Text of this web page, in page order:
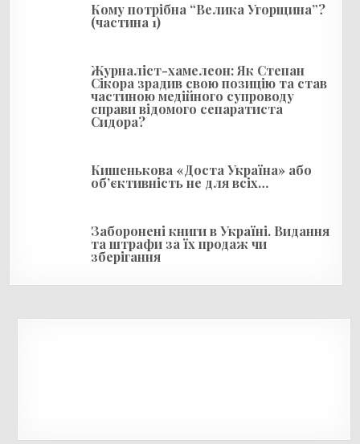
Кому потрібна “Велика Угорщина”?
(частина 1)
Журналіст-хамелеон: Як Степан
Сікора зрадив свою позицію та став
частиною медійного супроводу
справи відомого сепаратиста
Сидора?
Кишенькова «Доста Україна» або
об’єктивність не для всіх…
Заборонені книги в Україні. Видання
та штрафи за їх продаж чи
зберігання